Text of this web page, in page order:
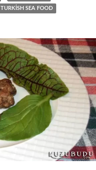
TURKISH SEA FOOD